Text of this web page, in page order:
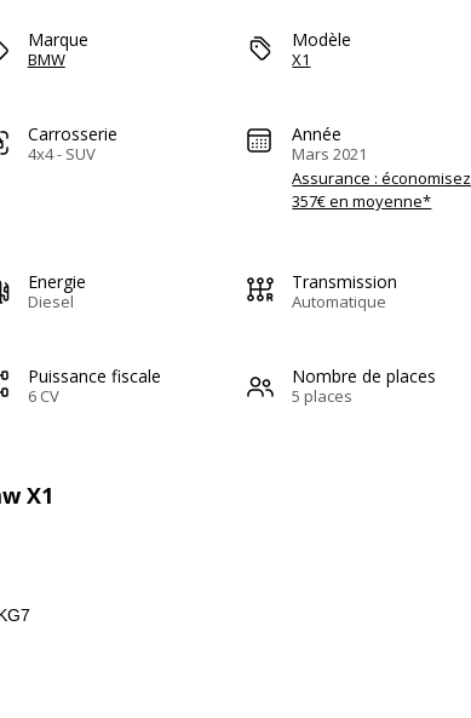
Marque
BMW
Modèle
X1
Carrosserie
4x4 - SUV
Année
Mars 2021
Assurance : économisez
357€ en moyenne*
Energie
Diesel
Transmission
Automatique
Puissance fiscale
6 CV
Nombre de places
5 places
X1